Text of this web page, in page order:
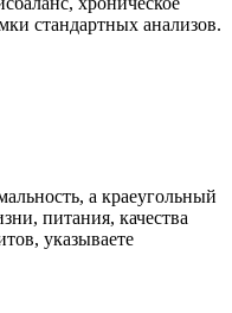
стандартных анализов.
а краеугольный
питания, качества
указываете